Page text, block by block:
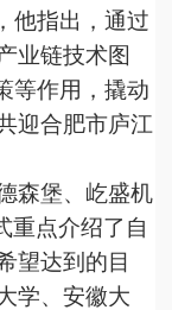
他指出，通过
业链技术图
等作用，撬动
迎合肥市庐江
森堡、屹盛机
重点介绍了自
望达到的目
学、安徽大